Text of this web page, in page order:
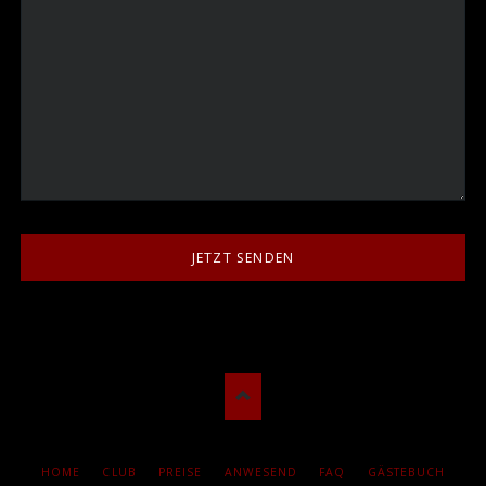
JETZT SENDEN
NAVIGATION
HOME CLUB PREISE ANWESEND FAQ GÄSTEBUCH